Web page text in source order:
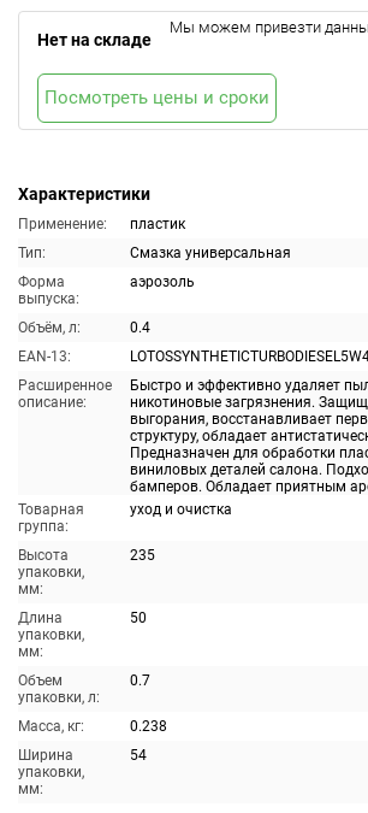
Характеристики
Применение:
пластик
Тип:
Смазка универсальная
Форма
выпуска:
аэрозоль
Объём, л:
0.4
EAN-13:
Расширенное
описание:
Быстро и эффективно удаляет
никотиновые загрязнения.
выгорания, восстанавливает
структуру, обладает
Предназначен для обработки
виниловых деталей салона.
бамперов. Обладает приятным
Товарная
группа:
уход и очистка
Высота
упаковки,
мм:
235
Длина
упаковки,
мм:
50
Объем
упаковки, л:
0.7
Масса, кг:
0.238
Ширина
упаковки,
мм:
54
Нет на складе
Мы можем привезти
Посмотреть цены и сроки